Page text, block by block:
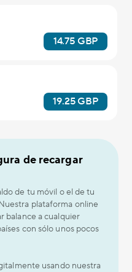
14.75 GBP
19.25 GBP
de recargar
de tu móvil o el de tu
plataforma online
balance a cualquier
con sólo unos pocos
usando nuestra